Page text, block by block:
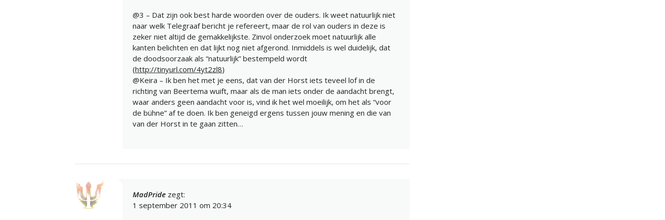
@3 – Dat zijn ook best harde woorden over de ouders. Ik weet natuurlijk niet
naar welk Telegraaf bericht je refereert, maar de rol van ouders in deze is
zeker niet altijd de gemakkelijkste. Zinvol onderzoek moet natuurlijk alle
kanten belichten en dat lijkt nog niet afgerond. Inmiddels is wel duidelijk, dat
de doodsoorzaak als “natuurlijk” bestempeld wordt
(http://tinyurl.com/4yt2zl8)
@Keira – Ik ben het met je eens, dat van der Horst iets teveel lof in de
richting van Beertema wuift, maar als de man iets onder de aandacht brengt,
waar anders geen aandacht voor is, vind ik het wel moeilijk, om het als “voor
de bühne” af te doen. Ik ben geneigd ergens tussen jouw mening en die van
van der Horst in te gaan zitten…
MadPride zegt:
1 september 2011 om 20:34